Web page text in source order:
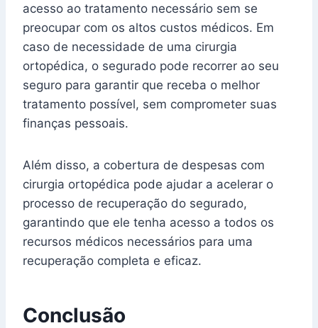
acesso ao tratamento necessário sem se
preocupar com os altos custos médicos. Em
caso de necessidade de uma cirurgia
ortopédica, o segurado pode recorrer ao seu
seguro para garantir que receba o melhor
tratamento possível, sem comprometer suas
finanças pessoais.
Além disso, a cobertura de despesas com
cirurgia ortopédica pode ajudar a acelerar o
processo de recuperação do segurado,
garantindo que ele tenha acesso a todos os
recursos médicos necessários para uma
recuperação completa e eficaz.
Conclusão